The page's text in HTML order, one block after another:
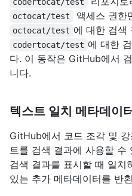
octocat/test 액세스 권한
octocat/test 에 대한 검색
codertocat/test 에 대한
다. 이 동작은 GitHub에서
니다.
텍스트 일치 메타데이
GitHub에서 코드 조각 및
트를 검색 결과에 사용할 수
검색 결과를 표시할 때 일치
있는 추가 메타데이터를 반